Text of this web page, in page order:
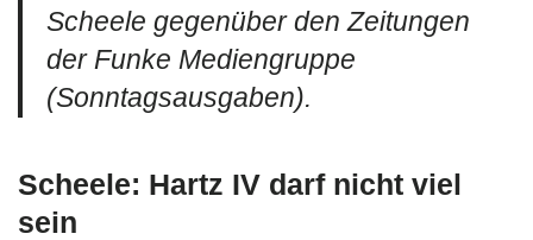
Scheele gegenüber den Zeitungen
der Funke Mediengruppe
(Sonntagsausgaben).
Scheele: Hartz IV darf nicht viel
sein